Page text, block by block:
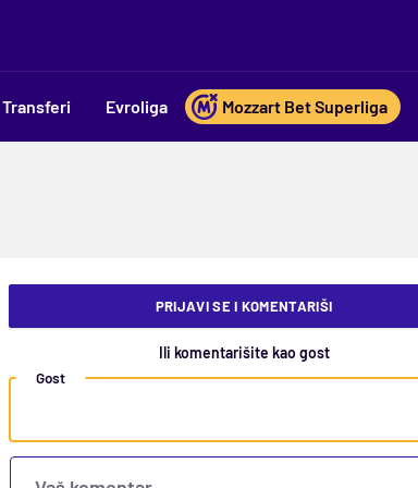
Transferi Evroliga Mozzart Bet Superliga
PRIJAVI SE I KOMENTARIŠI
Ili komentarišite kao gost
Gost